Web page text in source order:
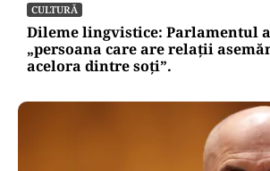
CULTURĂ
Dileme lingvistice: Parlamentul
„persoana care are relații
acelora dintre soți”.